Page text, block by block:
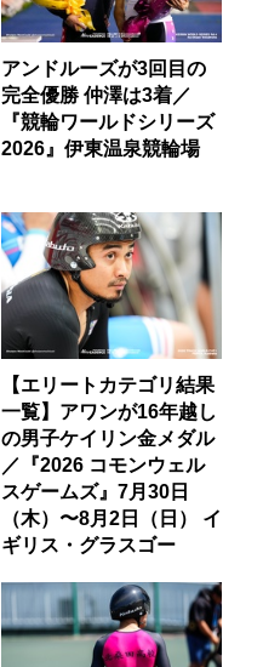
アンドルーズが3回目の
完全優勝 仲澤は3着／
『競輪ワールドシリーズ
2026』伊東温泉競輪場
【エリートカテゴリ結果
一覧】アワンが16年越し
の男子ケイリン金メダル
／『2026 コモンウェル
スゲームズ』7月30日
（木）〜8月2日（日） イ
ギリス・グラスゴー